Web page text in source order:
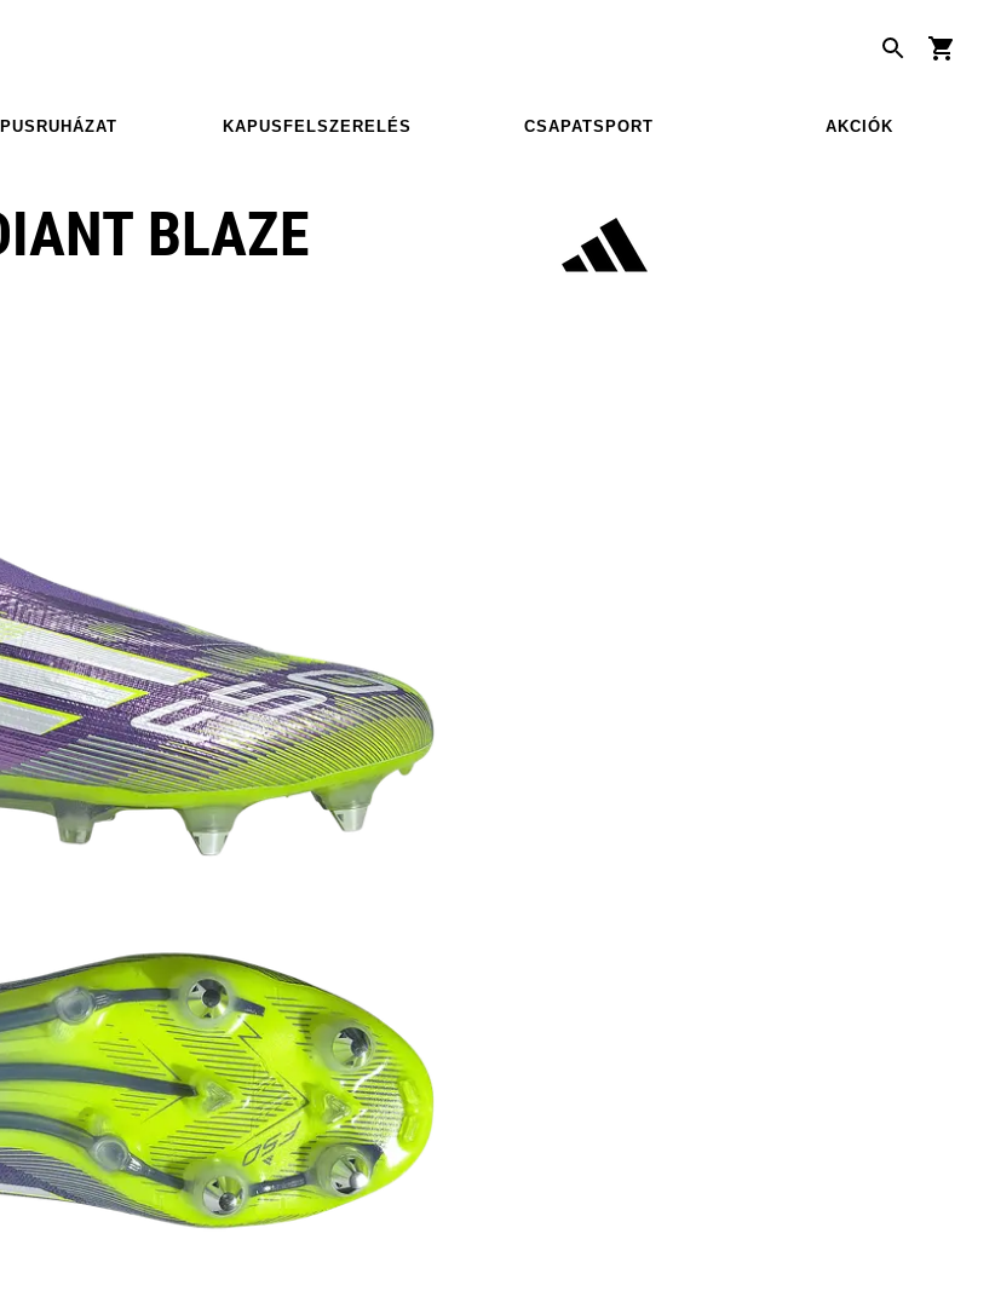
KAPUSFELSZERELÉS CSAPATSPORT AKCIÓK
BLAZE